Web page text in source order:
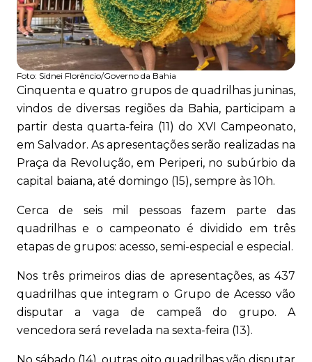
Foto: Sidnei Florêncio/Governo da Bahia
Cinquenta e quatro grupos de quadrilhas juninas,
vindos de diversas regiões da Bahia, participam a
partir desta quarta-feira (11) do XVI Campeonato,
em Salvador. As apresentações serão realizadas na
Praça da Revolução, em Periperi, no subúrbio da
capital baiana, até domingo (15), sempre às 10h.
Cerca de seis mil pessoas fazem parte das
quadrilhas e o campeonato é dividido em três
etapas de grupos: acesso, semi-especial e especial.
Nos três primeiros dias de apresentações, as 437
quadrilhas que integram o Grupo de Acesso vão
disputar a vaga de campeã do grupo. A
vencedora será revelada na sexta-feira (13).